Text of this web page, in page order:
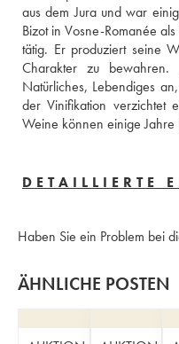
aus dem Jura und war
Bizot in Vosne-Romanée
tätig. Er produziert seine
Charakter zu
Natürliches, Lebendiges
der Vinifikation verzichtet
Weine können einige
DETAILLIERTE
Haben Sie ein Problem bei
ÄHNLICHE POSTEN